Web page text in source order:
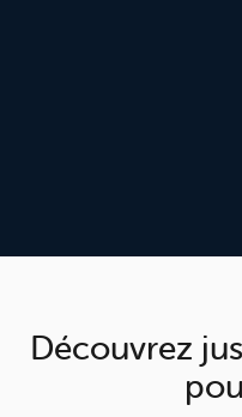
Découvrez